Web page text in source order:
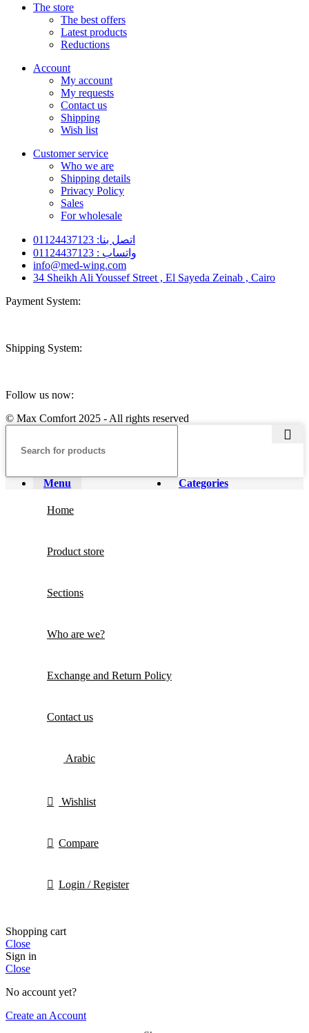
The store
The best offers
Latest products
Reductions
Account
My account
My requests
Contact us
Shipping
Wish list
Customer service
Who we are
Shipping details
Privacy Policy
Sales
For wholesale
اتصل بنا: 01124437123
واتساب : 01124437123
info@med-wing.com
34 Sheikh Ali Youssef Street , El Sayeda Zeinab , Cairo
Payment System:
Shipping System:
Follow us now:
© Max Comfort 2025 - All rights reserved
Menu Categories
Home
Product store
Sections
Who are we?
Exchange and Return Policy
Contact us
Arabic
Wishlist
Compare
Login / Register
Shopping cart
Close
Sign in
Close
No account yet?
Create an Account